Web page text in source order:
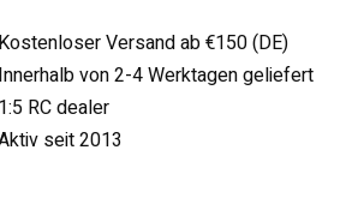
Kostenloser Versand ab €150 (DE)
Innerhalb von 2-4 Werktagen geliefert
1:5 RC dealer
seit 2013